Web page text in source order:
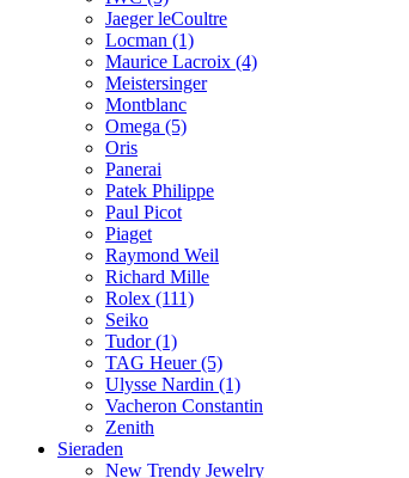
Jaeger leCoultre
Locman (1)
Maurice Lacroix (4)
Meistersinger
Montblanc
Omega (5)
Oris
Panerai
Patek Philippe
Paul Picot
Piaget
Raymond Weil
Richard Mille
Rolex (111)
Seiko
Tudor(1)
TAG Heuer(5)
Ulysse Nardin (1)
Vacheron Constantin
Zenith
Sieraden
New Trendy Jewelry